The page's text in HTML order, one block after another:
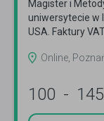
Magister i
uniwersytecie w
USA. Faktury
Online,
100 - 145